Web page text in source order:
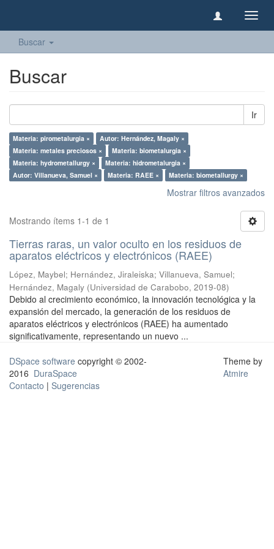
Buscar
Buscar
Ir
Materia: pirometalurgia ×
Autor: Hernández, Magaly ×
Materia: metales preciosos ×
Materia: biometalurgia ×
Materia: hydrometallurgy ×
Materia: hidrometalurgia ×
Autor: Villanueva, Samuel ×
Materia: RAEE × Materia: biometallurgy ×
Mostrar filtros avanzados
Mostrando ítems 1-1 de 1
Tierras raras, un valor oculto en los residuos de
aparatos eléctricos y electrónicos (RAEE)
López, Maybel; Hernández, Jiraleiska; Villanueva, Samuel;
Hernández, Magaly (Universidad de Carabobo, 2019-08)
Debido al crecimiento económico, la innovación tecnológica y la
expansión del mercado, la generación de los residuos de
aparatos eléctricos y electrónicos (RAEE) ha aumentado
significativamente, representando un nuevo ...
DSpace software copyright © 2002-
2016 DuraSpace
Contacto | Sugerencias
Theme by
Atmire